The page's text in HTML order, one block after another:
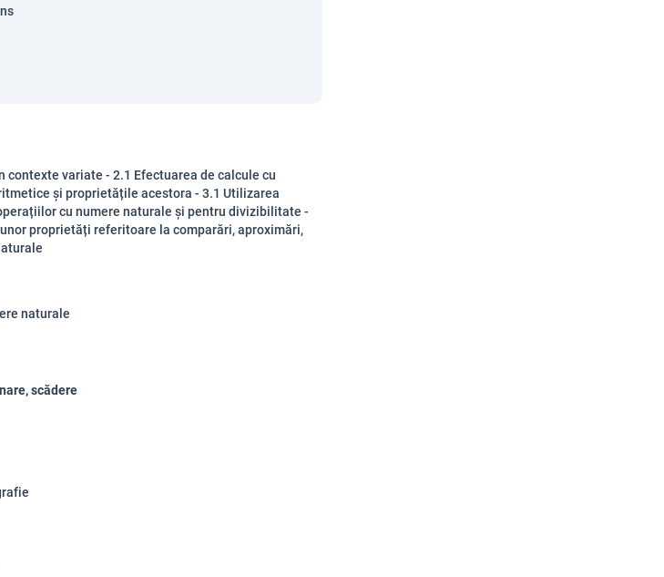
variate - 2.1 Efectuarea de calcule cu
și proprietățile acestora - 3.1 Utilizarea
cu numere naturale și pentru divizibilitate -
proprietăți referitoare la comparări, aproximări,
naturale
scădere